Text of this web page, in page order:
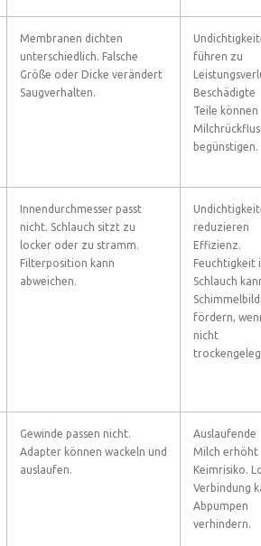
Membranen dichten
unterschiedlich. Falsche
Größe oder Dicke verändert
Saugverhalten.
führen zu
Beschädigte
Teile können
begünstigen.
Innendurchmesser passt
nicht. Schlauch sitzt zu
locker oder zu stramm.
Filterposition kann
abweichen.
reduzieren
Effizienz.
Feuchtigkeit
Schlauch
fördern,
nicht
Gewinde passen nicht.
Adapter können wackeln und
auslaufen.
Auslaufende
Milch erhöht
Keimrisiko.
Verbindung
Abpumpen
verhindern.